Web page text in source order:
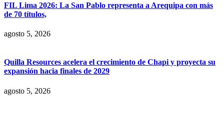
FIL Lima 2026: La San Pablo representa a Arequipa con más
de 70 títulos,
agosto 5, 2026
Quilla Resources acelera el crecimiento de Chapi y proyecta su
expansión hacia finales de 2029
agosto 5, 2026